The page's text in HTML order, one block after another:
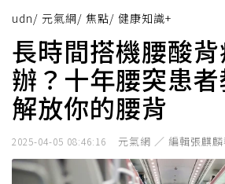
udn/ 元氣網/ 焦點/ 健康知識+
長時間搭機腰酸
辦？十年腰突患
解放你的腰背
2025-04-05 08:46:16 元氣網 ／ 編輯張麒